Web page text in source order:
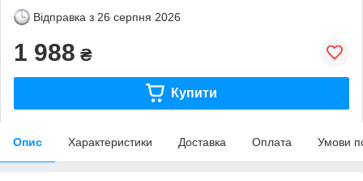
Відправка з 26 серпня 2026
1 988 ₴
Купити
Опис Характеристики Доставка Оплата Умови